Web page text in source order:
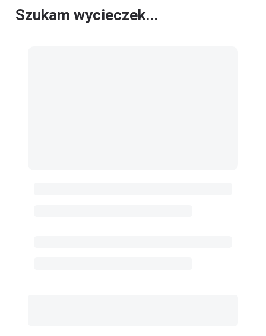
Szukam wycieczek...